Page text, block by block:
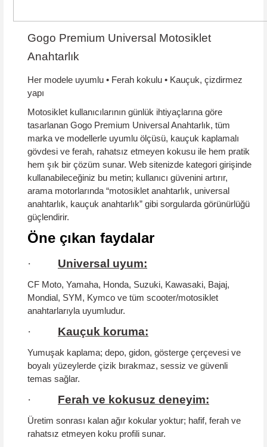
Gogo Premium Universal Motosiklet
Anahtarlık
Her modele uyumlu • Ferah kokulu • Kauçuk, çizdirmez
yapı
Motosiklet kullanıcılarının günlük ihtiyaçlarına göre
tasarlanan Gogo Premium Universal Anahtarlık, tüm
marka ve modellerle uyumlu ölçüsü, kauçuk kaplamalı
gövdesi ve ferah, rahatsız etmeyen kokusu ile hem pratik
hem şık bir çözüm sunar. Web sitenizde kategori girişinde
kullanabileceğiniz bu metin; kullanıcı güvenini artırır,
arama motorlarında “motosiklet anahtarlık, universal
anahtarlık, kauçuk anahtarlık” gibi sorgularda görünürlüğü
güçlendirir.
Öne çıkan faydalar
· Universal uyum:
CF Moto, Yamaha, Honda, Suzuki, Kawasaki, Bajaj,
Mondial, SYM, Kymco ve tüm scooter/motosiklet
anahtarlarıyla uyumludur.
· Kauçuk koruma:
Yumuşak kaplama; depo, gidon, gösterge çerçevesi ve
boyalı yüzeylerde çizik bırakmaz, sessiz ve güvenli
temas sağlar.
· Ferah ve kokusuz deneyim:
Üretim sonrası kalan ağır kokular yoktur; hafif, ferah ve
rahatsız etmeyen koku profili sunar.